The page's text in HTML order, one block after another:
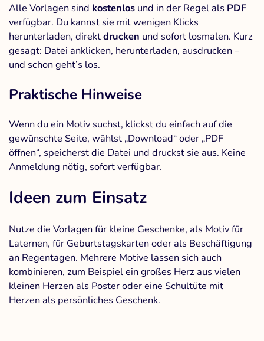
Alle Vorlagen sind kostenlos und in der Regel als PDF
verfügbar. Du kannst sie mit wenigen Klicks
herunterladen, direktdrucken und sofort losmalen. Kurz
gesagt: Datei anklicken, herunterladen, ausdrucken –
und schon geht’s los.
Praktische Hinweise
Wenn du ein Motiv suchst, klickst du einfach auf die
gewünschte Seite, wählst „Download“ oder „PDF
öffnen“, speicherst die Datei und druckst sie aus. Keine
Anmeldung nötig, sofort verfügbar.
Ideen zum Einsatz
Nutze die Vorlagen für kleine Geschenke, als Motiv für
Laternen, für Geburtstagskarten oder als Beschäftigung
an Regentagen. Mehrere Motive lassen sich auch
kombinieren, zum Beispiel ein großes Herz aus vielen
kleinen Herzen als Poster oder eine Schultüte mit
Herzen als persönliches Geschenk.